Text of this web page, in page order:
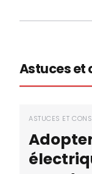
Astuces et
ASTUCES ET